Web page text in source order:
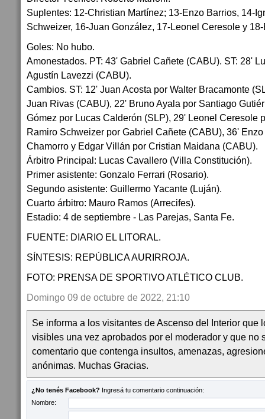
Suplentes: 12-Christian Martínez; 13-Enzo Barrios, 14-
Schweizer, 16-Juan González, 17-Leonel Ceresole y
Goles: No hubo.
Amonestados. PT: 43' Gabriel Cañete (CABU). ST: 28'
Agustín Lavezzi (CABU).
Cambios. ST: 12' Juan Acosta por Walter Bracamonte
Juan Rivas (CABU), 22' Bruno Ayala por Santiago
Gómez por Lucas Calderón (SLP), 29' Leonel Ceresole
Ramiro Schweizer por Gabriel Cañete (CABU), 36'
Chamorro y Edgar Villán por Cristian Maidana (CABU).
Árbitro Principal: Lucas Cavallero (Villa Constitución).
Primer asistente: Gonzalo Ferrari (Rosario).
Segundo asistente: Guillermo Yacante (Luján).
Cuarto árbitro: Mauro Ramos (Arrecifes).
Estadio: 4 de septiembre - Las Parejas, Santa Fe.
FUENTE: DIARIO EL LITORAL.
SÍNTESIS: REPÚBLICA AURIRROJA.
FOTO: PRENSA DE SPORTIVO ATLÉTICO CLUB.
Domingo 09 de octubre de 2022, 21:10
Se informa a los visitantes de Ascenso del Interior que
visibles una vez aprobados por el moderador y que no
comentario que contenga insultos, amenazas,
anónimas. Muchas Gracias.
¿No tenés Facebook? Ingresá tu comentario continuación:
Nombre: